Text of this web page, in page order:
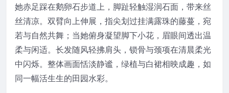
她赤足踩在鹅卵石步道上，脚趾轻触湿润石面，带来丝
丝清凉。双臂向上伸展，指尖划过挂满露珠的藤蔓，宛
若与自然共舞；当她俯身凝望脚下小花，眉眼间透出温
柔与闲适。长发随风轻拂肩头，锁骨与颈项在清晨柔光
中闪烁。整体画面恬淡静谧，绿植与白裙相映成趣，如
同一幅活生生的田园水彩。